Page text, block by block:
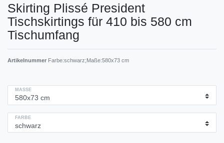
Skirting Plissé President
Tischskirtings für 410 bis 580 cm
Tischumfang
Artikelnummer Farbe:schwarz;Maße:580x73 cm
MASSE
FARBE